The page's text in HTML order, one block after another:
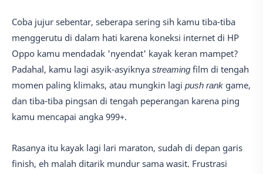
Coba jujur sebentar, seberapa sering sih kamu tiba-tiba
menggerutu di dalam hati karena koneksi internet di HP
Oppo kamu mendadak 'nyendat' kayak keran mampet?
Padahal, kamu lagi asyik-asyiknya streaming film di tengah
momen paling klimaks, atau mungkin lagi push rank game,
dan tiba-tiba pingsan di tengah peperangan karena ping
kamu mencapai angka 999+.
Rasanya itu kayak lagi lari maraton, sudah di depan garis
finish, eh malah ditarik mundur sama wasit. Frustrasi